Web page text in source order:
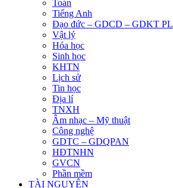
Toán
Tiếng Anh
Đạo đức – GDCD – GDKT PL
Vật lý
Hóa học
Sinh học
KHTN
Lịch sử
Tin học
Địa lí
TNXH
Âm nhạc – Mỹ thuật
Công nghệ
GDTC – GDQPAN
HĐTNHN
GVCN
Phần mềm
TÀI NGUYÊN